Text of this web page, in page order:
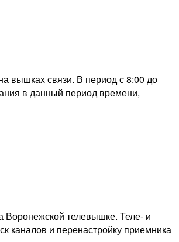
вышках связи. В период с 8:00 до
в данный период времени,
Воронежской телевышке. Теле- и
каналов и перенастройку приемника